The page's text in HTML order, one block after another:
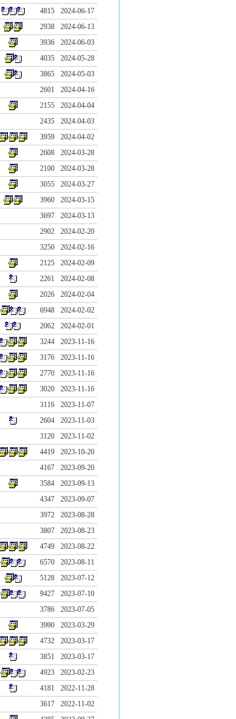
4815
2024-06-17
2938
2024-06-13
3936
2024-06-03
4035
2024-05-28
3865
2024-05-03
2601
2024-04-16
2155
2024-04-04
2435
2024-04-03
3959
2024-04-02
2608
2024-03-28
2100
2024-03-28
3055
2024-03-27
3960
2024-03-15
3697
2024-03-13
2902
2024-02-20
3250
2024-02-16
2125
2024-02-09
2261
2024-02-08
2026
2024-02-04
6948
2024-02-02
2062
2024-02-01
3244
2023-11-16
3176
2023-11-16
2770
2023-11-16
3020
2023-11-16
3116
2023-11-07
2604
2023-11-03
3120
2023-11-02
4419
2023-10-20
4167
2023-09-20
3584
2023-09-13
4347
2023-09-07
3972
2023-08-28
3807
2023-08-23
4749
2023-08-22
6570
2023-08-11
5128
2023-07-12
9427
2023-07-10
3786
2023-07-05
3990
2023-03-29
4732
2023-03-17
3851
2023-03-17
4923
2023-02-23
4181
2022-11-28
3617
2022-11-02